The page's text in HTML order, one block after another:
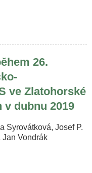
26.
ve Zlatohorské
v dubnu 2019
Syrovátková, Josef P.
Vondrák